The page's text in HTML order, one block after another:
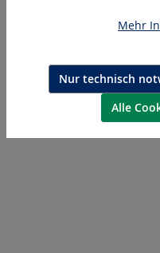
Mehr
Nur technisch
Alle